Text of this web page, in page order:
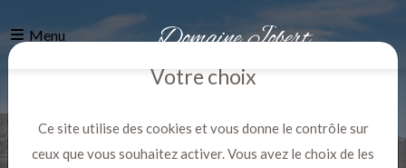
Menu
Votre choix
Ce site utilise des cookies et vous donne le contrôle sur
ceux que vous souhaitez activer. Vous avez le choix de les